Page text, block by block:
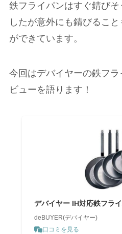
鉄フライパンはすぐ錆び
したが意外にも錆びるこ
ができています。
今回はデバイヤーの鉄フ
ビューを語ります！
デバイヤー IH対応鉄フラ
deBUYER(デバイヤー)
口コミを見る